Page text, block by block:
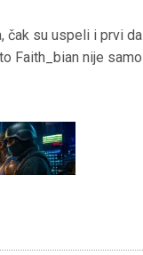
čak su uspeli i prvi da
Faith_bian nije samo